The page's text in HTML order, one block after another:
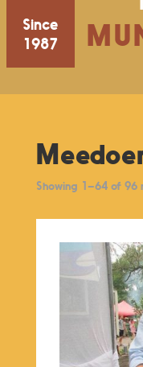
Since
1987
Showing 1–64 of 96